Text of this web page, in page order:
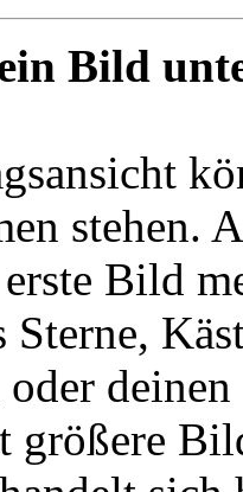
Bild
stehen.
Bild
größere